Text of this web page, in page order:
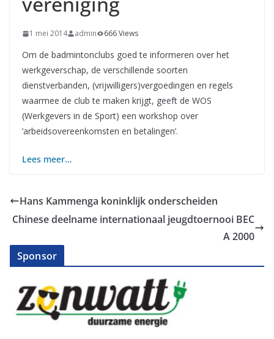
1 mei 2014 admin 666 Views
Om de badmintonclubs goed te informeren over het
werkgeverschap, de verschillende soorten
dienstverbanden, (vrijwilligers)vergoedingen en regels
waarmee de club te maken krijgt, geeft de WOS
(Werkgevers in de Sport) een workshop over
‘arbeidsovereenkomsten en betalingen’.
Lees meer…
Hans Kammenga koninklijk onderscheiden
Chinese deelname internationaal jeugdtoernooi BEC
A 2000
Sponsor